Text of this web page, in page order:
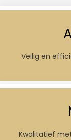
Veilig en
Kwalitatief